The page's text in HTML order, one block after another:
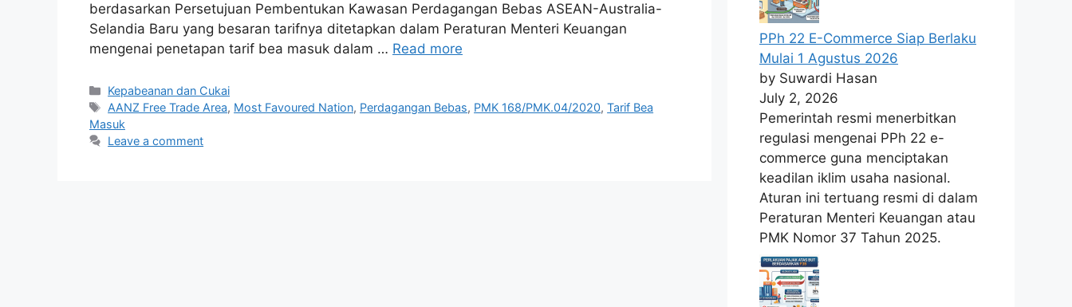
berdasarkan Persetujuan Pembentukan Kawasan Perdagangan Bebas ASEAN-Australia-
Selandia Baru yang besaran tarifnya ditetapkan dalam Peraturan Menteri Keuangan
mengenai penetapan tarif bea masuk dalam … Read more
Categories
Kepabeanan dan Cukai
Tags
AANZ Free Trade Area, Most Favoured Nation, Perdagangan Bebas, PMK 168/PMK.04/2020,Tarif Bea
Masuk
Leave a comment
PPh 22 E-Commerce Siap Berlaku
Mulai 1 Agustus 2026
by Suwardi Hasan
July 2, 2026
Pemerintah resmi menerbitkan
regulasi mengenai PPh 22 e-
commerce guna menciptakan
keadilan iklim usaha nasional.
Aturan ini tertuang resmi di dalam
Peraturan Menteri Keuangan atau
PMK Nomor 37 Tahun 2025.